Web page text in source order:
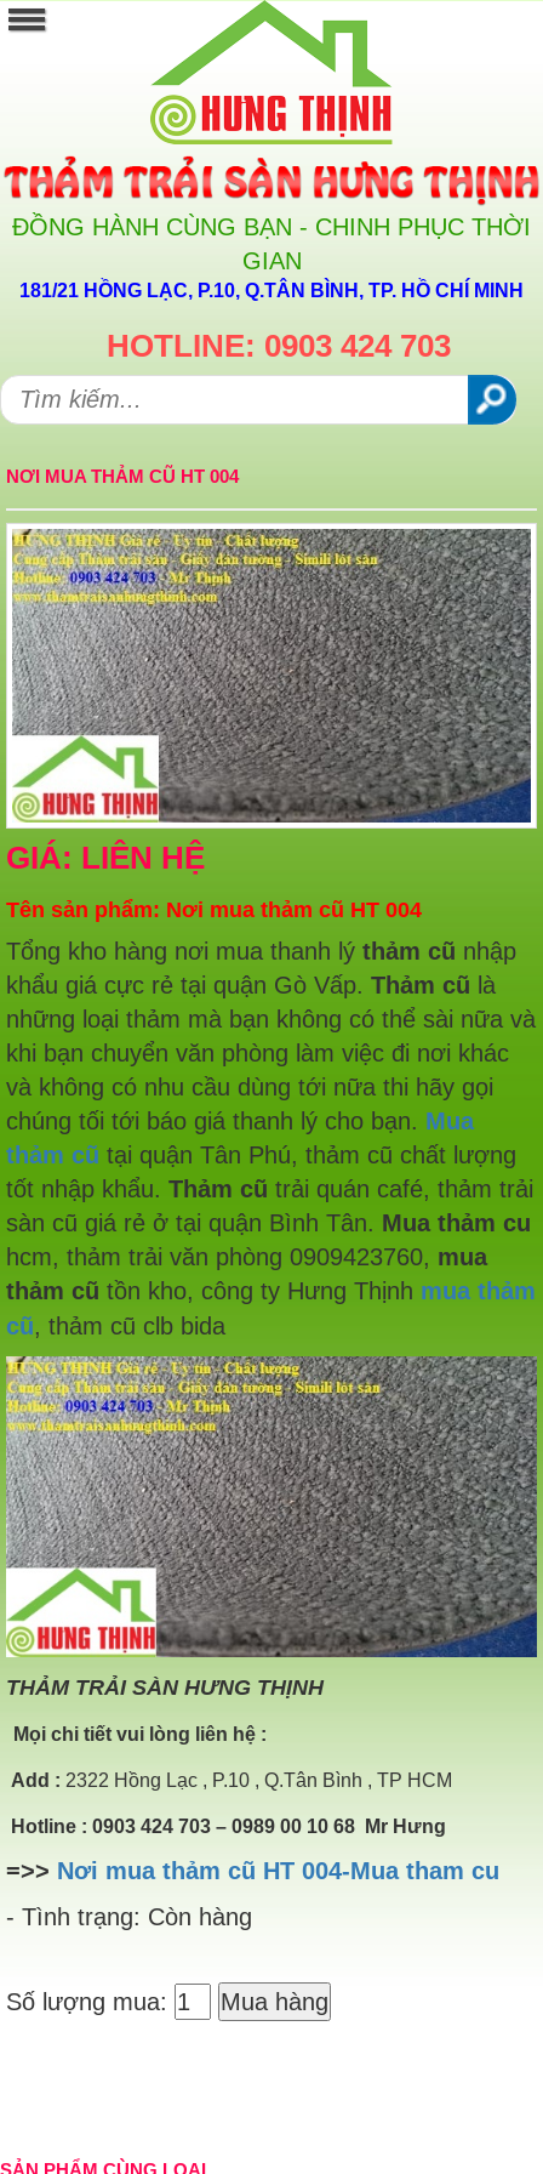
ĐỒNG HÀNH CÙNG BẠN - CHINH PHỤC THỜI
GIAN
181/21 HỒNG LẠC, P.10, Q.TÂN BÌNH, TP. HỒ CHÍ MINH
HOTLINE: 0903 424 703
NƠI MUA THẢM CŨ HT 004
GIÁ: LIÊN HỆ
Tên sản phẩm: Nơi mua thảm cũ HT 004
Tổng kho hàng nơi mua thanh lý thảm cũ nhập
khẩu giá cực rẻ tại quận Gò Vấp. Thảm cũ là
những loại thảm mà bạn không có thể sài nữa và
khi bạn chuyển văn phòng làm việc đi nơi khác
và không có nhu cầu dùng tới nữa thi hãy gọi
chúng tối tới báo giá thanh lý cho bạn. Mua
thảm cũ tại quận Tân Phú, thảm cũ chất lượng
tốt nhập khẩu. Thảm cũ trải quán café, thảm trải
sàn cũ giá rẻ ở tại quận Bình Tân. Mua thảm cu
hcm, thảm trải văn phòng 0909423760, mua
thảm cũ tồn kho, công ty Hưng Thịnh mua thảm
cũ, thảm cũ clb bida
THẢM TRẢI SÀN HƯNG THỊNH
Mọi chi tiết vui lòng liên hệ :
Add : 2322 Hồng Lạc , P.10 , Q.Tân Bình , TP HCM
Hotline : 0903 424 703 – 0989 00 10 68 Mr Hưng
=>> Nơi mua thảm cũ HT 004-Mua tham cu
- Tình trạng: Còn hàng
Số lượng mua: Mua hàng
SẢN PHẨM CÙNG LOẠI